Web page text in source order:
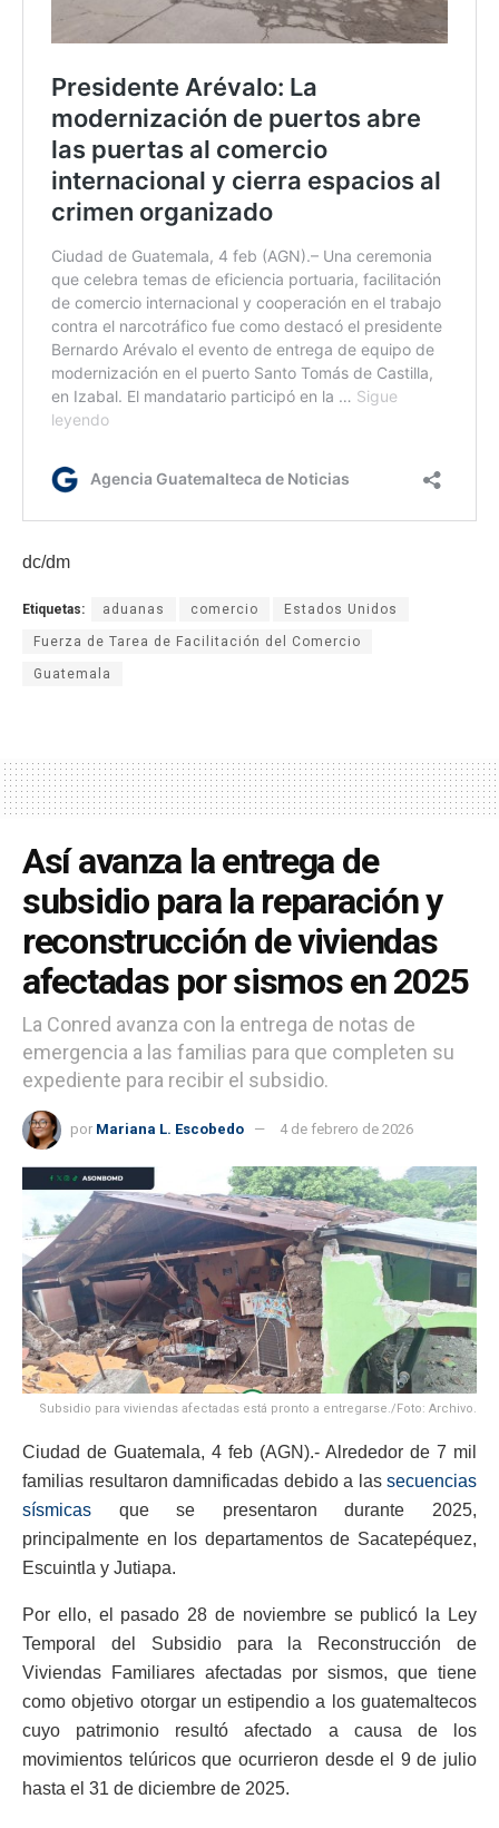
dc/dm
Etiquetas: aduanas comercio Estados Unidos
Fuerza de Tarea de Facilitación del Comercio
Guatemala
Así avanza la entrega de
subsidio para la reparación y
reconstrucción de viviendas
afectadas por sismos en 2025
La Conred avanza con la entrega de notas de
emergencia a las familias para que completen su
expediente para recibir el subsidio.
por Mariana L. Escobedo 4 de febrero de 2026
Subsidio para viviendas afectadas está pronto a entregarse./Foto: Archivo.
Ciudad de Guatemala, 4 feb (AGN).- Alrededor de 7 mil
familias resultaron damnificadas debido a las secuencias
sísmicas que se presentaron durante 2025,
principalmente en los departamentos de Sacatepéquez,
Escuintla y Jutiapa.
Por ello, el pasado 28 de noviembre se publicó la Ley
Temporal del Subsidio para la Reconstrucción de
Viviendas Familiares afectadas por sismos, que tiene
como objetivo otorgar un estipendio a los guatemaltecos
cuyo patrimonio resultó afectado a causa de los
movimientos telúricos que ocurrieron desde el 9 de julio
hasta el 31 de diciembre de 2025.